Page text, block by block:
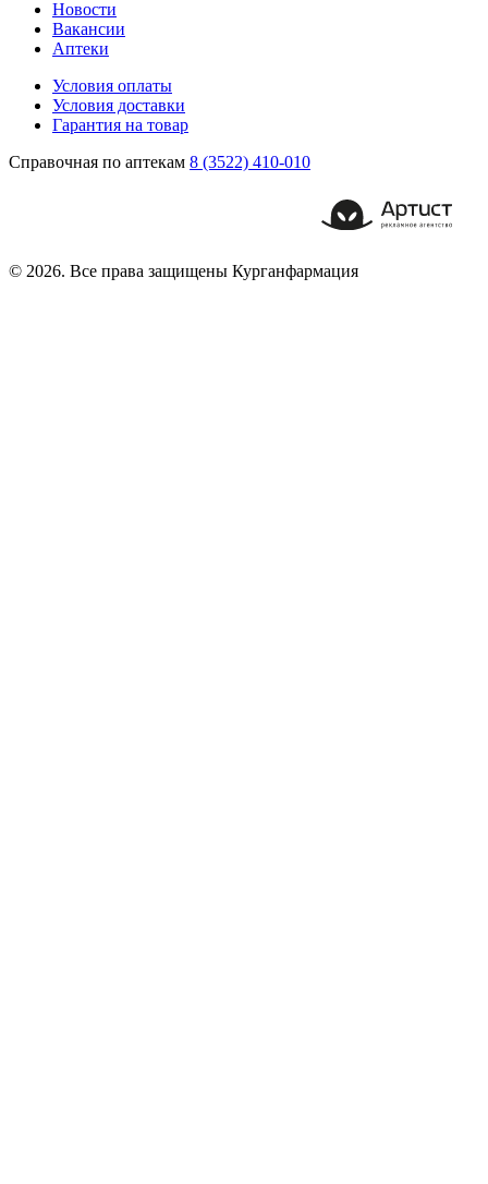
Новости
Вакансии
Аптеки
Условия оплаты
Условия доставки
Гарантия на товар
Справочная по аптекам 8 (3522) 410-010
© 2026. Все права защищены Курганфармация